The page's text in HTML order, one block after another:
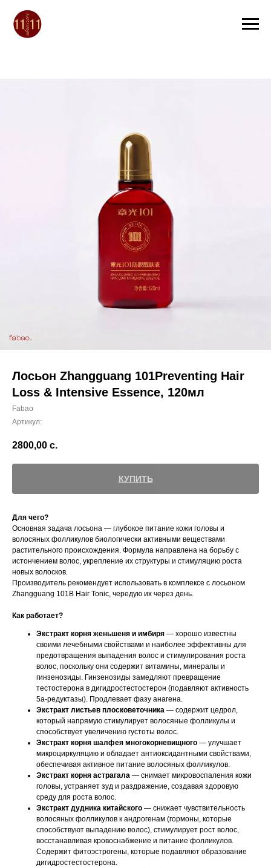
Лосьон Zhangguang 101Preventing Hair
Loss & Intensive Essence, 120мл
Fabao
Артикул:
2800,00 с.
КУПИТЬ
Для чего?
Основная задача лосьона — глубокое питание кожи головы и
волосяных фолликулов биологически активными веществами
растительного происхождения. Формула направлена на борьбу с
истончением волос, укрепление их структуры и стимуляцию роста
новых волосков.
Производитель рекомендует использовать в комплексе с лосьоном
Zhangguang 101B Hair Tonic, чередую их через день.
Как работает?
Экстракт корня женьшеня и имбиря — хорошо известны
своими лечебными свойствами и наиболее эффективны для
предотвращения выпадения волос и стимулирования роста
волос, поскольку они содержит витамины, минералы и
гинзенозиды. Гинзенозиды замедляют превращение
тестостерона в дигидростестостерон (подавляют активность
5а-редуктазы). Продлевает фазу анагена.
Экстракт листьев плосковеточника — содержит цедрол,
который напрямую стимулирует волосяные фолликулы и
способствует увеличению густоты волос.
Экстракт корня шалфея многокорневищного — улучшает
микроциркуляцию и обладает антиоксидантными свойствами,
обеспечивая активное питание волосяных фолликулов.
Экстракт корня астрагала — снимает микровоспаления кожи
головы, устраняет зуд и раздражение, создавая здоровую
среду для роста волос.
Экстракт дудника китайского — снижает чувствительность
волосяных фолликулов к андрогенам (гормоны, которые
способствуют выпадению волос), стимулирует рост волос,
восстанавливая кровоснабжение и питание фолликулов.
Содержит фитоэстрогены, которые подавляют образование
дигидростестостерона.